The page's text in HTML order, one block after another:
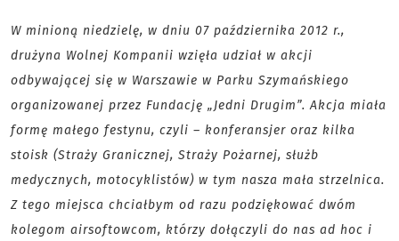
W minioną niedzielę, w dniu 07 października 2012 r.,
drużyna Wolnej Kompanii wzięła udział w akcji
odbywającej się w Warszawie w Parku Szymańskiego
organizowanej przez Fundację „Jedni Drugim”. Akcja miała
formę małego festynu, czyli – konferansjer oraz kilka
stoisk (Straży Granicznej, Straży Pożarnej, służb
medycznych, motocyklistów) w tym nasza mała strzelnica.
Z tego miejsca chciałbym od razu podziękować dwóm
kolegom airsoftowcom, którzy dołączyli do nas ad hoc i